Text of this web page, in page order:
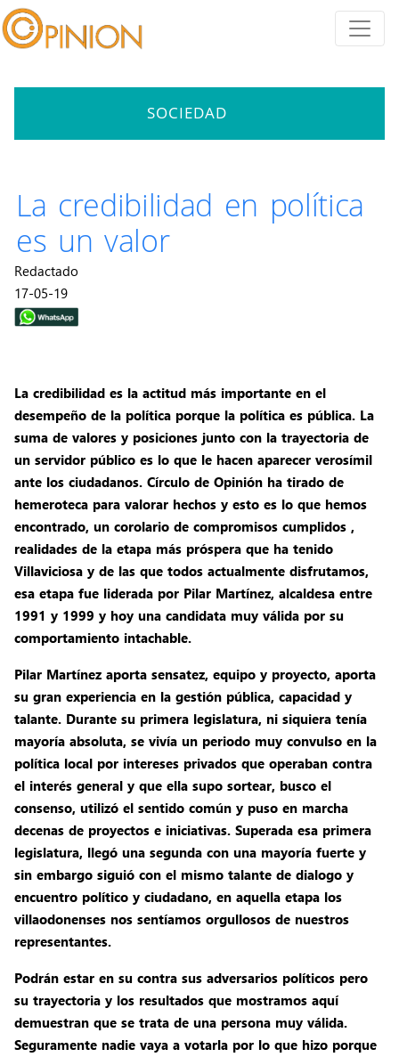
SOCIEDAD
La credibilidad en política
es un valor
Redactado
17-05-19
La credibilidad es la actitud más importante en el
desempeño de la política porque la política es pública. La
suma de valores y posiciones junto con la trayectoria de
un servidor público es lo que le hacen aparecer verosímil
ante los ciudadanos. Círculo de Opinión ha tirado de
hemeroteca para valorar hechos y esto es lo que hemos
encontrado, un corolario de compromisos cumplidos ,
realidades de la etapa más próspera que ha tenido
Villaviciosa y de las que todos actualmente disfrutamos,
esa etapa fue liderada por Pilar Martínez, alcaldesa entre
1991 y 1999 y hoy una candidata muy válida por su
comportamiento intachable.
Pilar Martínez aporta sensatez, equipo y proyecto, aporta
su gran experiencia en la gestión pública, capacidad y
talante. Durante su primera legislatura, ni siquiera tenía
mayoría absoluta, se vivía un periodo muy convulso en la
política local por intereses privados que operaban contra
el interés general y que ella supo sortear, busco el
consenso, utilizó el sentido común y puso en marcha
decenas de proyectos e iniciativas. Superada esa primera
legislatura, llegó una segunda con una mayoría fuerte y
sin embargo siguió con el mismo talante de dialogo y
encuentro político y ciudadano, en aquella etapa los
villaodonenses nos sentíamos orgullosos de nuestros
representantes.
Podrán estar en su contra sus adversarios políticos pero
su trayectoria y los resultados que mostramos aquí
demuestran que se trata de una persona muy válida.
Seguramente nadie vaya a votarla por lo que hizo porque